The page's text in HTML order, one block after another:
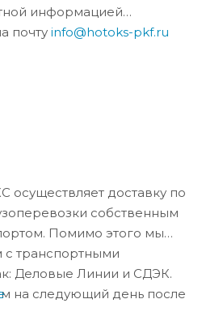
информацией
почту info@hotoks-pkf.ru
доставку по
собственным
Помимо этого мы
с транспортными
Деловые Линии и СДЭК.
на следующий день после